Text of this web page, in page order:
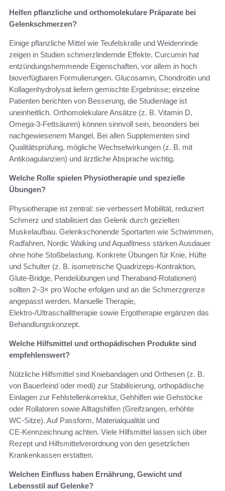
Helfen pflanzliche und orthomolekulare Präparate bei
Gelenkschmerzen?
Einige pflanzliche Mittel wie Teufelskralle und Weidenrinde
zeigen in Studien schmerzlindernde Effekte. Curcumin hat
entzündungshemmende Eigenschaften, vor allem in hoch
bioverfügbaren Formulierungen. Glucosamin, Chondroitin und
Kollagenhydrolysat liefern gemischte Ergebnisse; einzelne
Patienten berichten von Besserung, die Studienlage ist
uneinheitlich. Orthomolekulare Ansätze (z. B. Vitamin D,
Omega‑3‑Fettsäuren) können sinnvoll sein, besonders bei
nachgewiesenem Mangel. Bei allen Supplementen sind
Qualitätsprüfung, mögliche Wechselwirkungen (z. B. mit
Antikoagulanzien) und ärztliche Absprache wichtig.
Welche Rolle spielen Physiotherapie und spezielle
Übungen?
Physiotherapie ist zentral: sie verbessert Mobilität, reduziert
Schmerz und stabilisiert das Gelenk durch gezielten
Muskelaufbau. Gelenkschonende Sportarten wie Schwimmen,
Radfahren, Nordic Walking und Aquafitness stärken Ausdauer
ohne hohe Stoßbelastung. Konkrete Übungen für Knie, Hüfte
und Schulter (z. B. isometrische Quadrizeps‑Kontraktion,
Glute‑Bridge, Pendelübungen und Theraband‑Rotationen)
sollten 2–3× pro Woche erfolgen und an die Schmerzgrenze
angepasst werden. Manuelle Therapie,
Elektro‑/Ultraschalltherapie sowie Ergotherapie ergänzen das
Behandlungskonzept.
Welche Hilfsmittel und orthopädischen Produkte sind
empfehlenswert?
Nützliche Hilfsmittel sind Kniebandagen und Orthesen (z. B.
von Bauerfeind oder medi) zur Stabilisierung, orthopädische
Einlagen zur Fehlstellenkorrektur, Gehhilfen wie Gehstöcke
oder Rollatoren sowie Alltagshilfen (Greifzangen, erhöhte
WC‑Sitze). Auf Passform, Materialqualität und
CE‑Kennzeichnung achten. Viele Hilfsmittel lassen sich über
Rezept und Hilfsmittelverordnung von den gesetzlichen
Krankenkassen erstatten.
Welchen Einfluss haben Ernährung, Gewicht und
Lebensstil auf Gelenke?